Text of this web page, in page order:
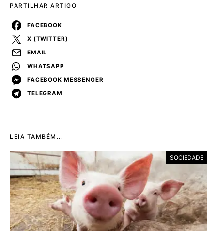
PARTILHAR ARTIGO
FACEBOOK
X (TWITTER)
EMAIL
WHATSAPP
FACEBOOK MESSENGER
TELEGRAM
LEIA TAMBÉM...
SOCIEDADE